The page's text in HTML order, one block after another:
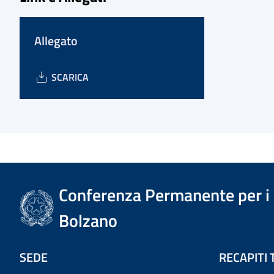
Allegato
SCARICA
Conferenza Permanente per
Bolzano
SEDE RECAPITI